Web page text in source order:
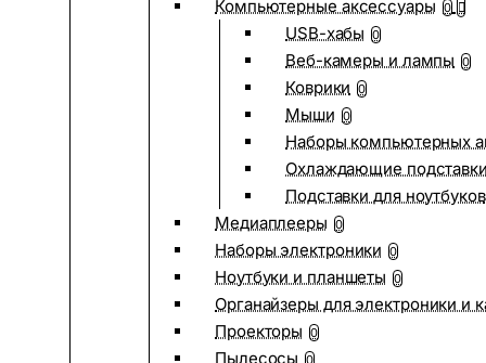
Компьютерные аксессуары 0
USB-хабы 0
Веб-камеры и лампы 0
Коврики 0
Мыши 0
Наборы компьютерных
Охлаждающие
Подставки для ноутбуков
Медиаплееры 0
Наборы электроники 0
Ноутбуки и планшеты 0
Органайзеры для электроники и
Проекторы 0
Пылесосы 0